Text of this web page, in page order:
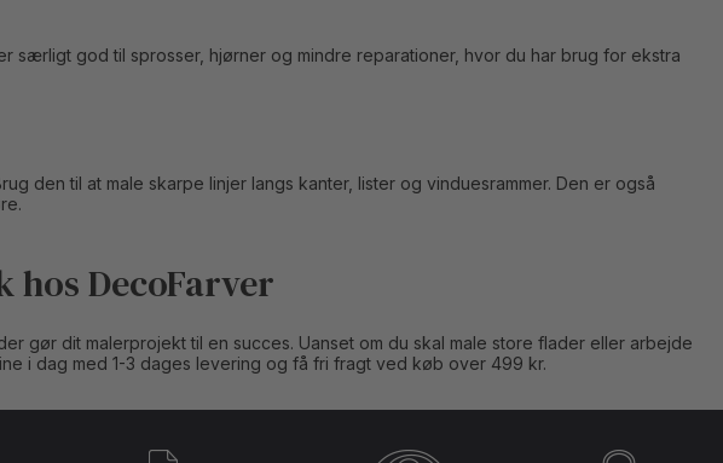
særligt god til sprosser, hjørner og mindre reparationer, hvor du har brug for ekstra
den til at male skarpe linjer langs kanter, lister og vinduesrammer. Den er også
DecoFarver
gør dit malerprojekt til en succes. Uanset om du skal male store flader eller arbejde
i dag med 1-3 dages levering og få fri fragt ved køb over 499 kr.